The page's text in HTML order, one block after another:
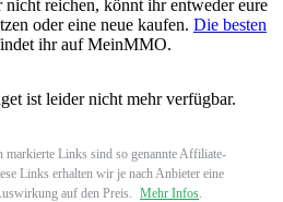
reichen, könnt ihr entweder eure
oder eine neue kaufen. Die besten
ihr auf MeinMMO.
ist leider nicht mehr verfügbar.
markierte Links sind so genannte Affiliate-
Links erhalten wir je nach Anbieter eine
auf den Preis.
Mehr Infos